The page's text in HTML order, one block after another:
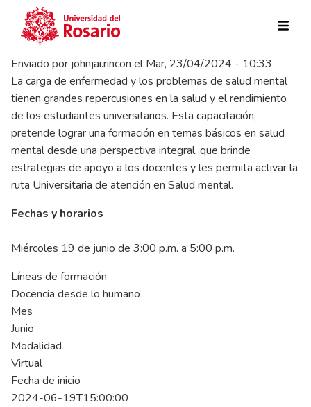
Pasar al contenido principal
Enviado por johnjai.rincon elMar, 23/04/2024 - 10:33
La carga de enfermedad y los problemas de salud mental
tienen grandes repercusiones en la salud y el rendimiento
de los estudiantes universitarios. Esta capacitación,
pretende lograr una formación en temas básicos en salud
mental desde una perspectiva integral, que brinde
estrategias de apoyo a los docentes y les permita activar la
ruta Universitaria de atención en Salud mental.
Fechas y horarios
Miércoles 19 de junio de 3:00 p.m. a 5:00 p.m.
Líneas de formación
Docencia desde lo humano
Mes
Junio
Modalidad
Virtual
Fecha de inicio
2024-06-19T15:00:00